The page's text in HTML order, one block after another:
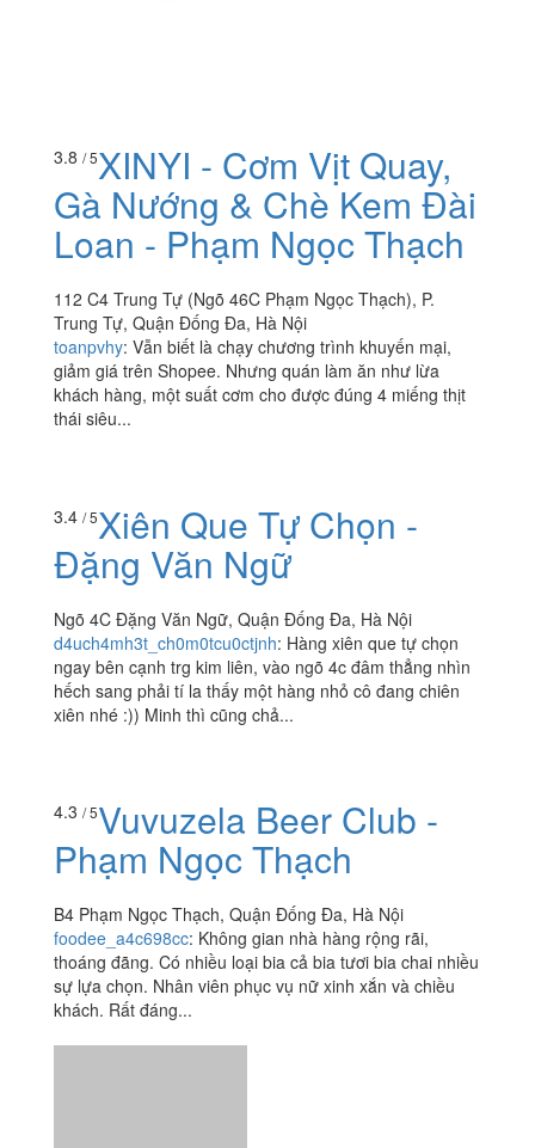
3.8 / 5XINYI - Cơm Vịt Quay,
Gà Nướng & Chè Kem Đài
Loan - Phạm Ngọc Thạch
112 C4 Trung Tự (Ngõ 46C Phạm Ngọc Thạch), P.
Trung Tự, Quận Đống Đa, Hà Nội
toanpvhy: Vẫn biết là chạy chương trình khuyến mại,
giảm giá trên Shopee. Nhưng quán làm ăn như lừa
khách hàng, một suất cơm cho được đúng 4 miếng thịt
thái siêu...
3.4/ 5Xiên Que Tự Chọn -
Đặng Văn Ngữ
Ngõ 4C Đặng Văn Ngữ, Quận Đống Đa, Hà Nội
xiên nhé :)) Minh thì cũng chả...
4.3/ 5Vuvuzela Beer Club -
Phạm Ngọc Thạch
B4 Phạm Ngọc Thạch, Quận Đống Đa, Hà Nội
foodee_a4c698cc:Không gian nhà hàng rộng rãi,